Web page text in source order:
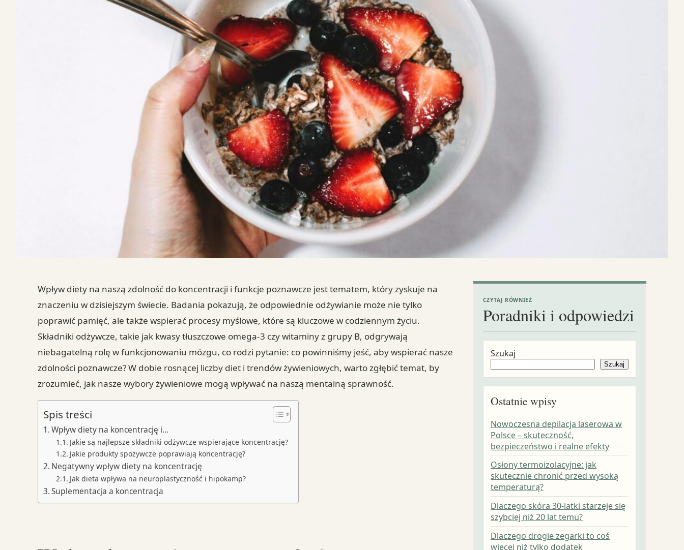
Wpływ diety na naszą zdolność do koncentracji i funkcje poznawcze jest tematem, który zyskuje na
znaczeniu w dzisiejszym świecie. Badania pokazują, że odpowiednie odżywianie może nie tylko
poprawić pamięć, ale także wspierać procesy myślowe, które są kluczowe w codziennym życiu.
Składniki odżywcze, takie jak kwasy tłuszczowe omega-3 czy witaminy z grupy B, odgrywają
niebagatelną rolę w funkcjonowaniu mózgu, co rodzi pytanie: co powinniśmy jeść, aby wspierać nasze
zdolności poznawcze? W dobie rosnącej liczby diet i trendów żywieniowych, warto zgłębić temat, by
zrozumieć, jak nasze wybory żywieniowe mogą wpływać na naszą mentalną sprawność.
Spis treści
Wpływ diety na koncentrację i…
Jakie są najlepsze składniki odżywcze wspierające koncentrację?
Jakie produkty spożywcze poprawiają koncentrację?
Negatywny wpływ diety na koncentrację
Jak dieta wpływa na neuroplastyczność i hipokamp?
Suplementacja a koncentracja
CZYTAJ RÓWNIEŻ
Poradniki i odpowiedzi
Szukaj
Szukaj
Ostatnie wpisy
Nowoczesna depilacja laserowa w
Polsce – skuteczność,
bezpieczeństwo i realne efekty
Osłony termoizolacyjne: jak
skutecznie chronić przed wysoką
temperaturą?
Dlaczego skóra 30-latki starzeje się
szybciej niż 20 lat temu?
Dlaczego drogie zegarki to coś
więcej niż tylko dodatek